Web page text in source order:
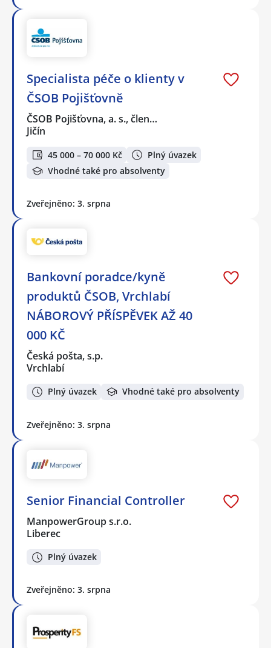
Specialista péče o klienty v
ČSOB Pojišťovně
ČSOB Pojišťovna, a. s., člen…
Jičín
45 000 – 70 000 Kč
Plný úvazek
Vhodné také pro absolventy
Zveřejněno: 3. srpna
Bankovní poradce/kyně
produktů ČSOB, Vrchlabí
NÁBOROVÝ PŘÍSPĚVEK AŽ 40
000 KČ
Česká pošta, s.p.
Vrchlabí
Plný úvazek Vhodné také pro absolventy
Zveřejněno: 3. srpna
Senior Financial Controller
ManpowerGroup s.r.o.
Liberec
Plný úvazek
Zveřejněno: 3. srpna